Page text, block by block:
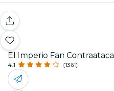
El Imperio Fan Contraataca
4.1 (1361)